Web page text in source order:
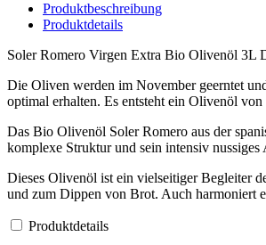
Produktbeschreibung
Produktdetails
Soler Romero Virgen Extra Bio Olivenöl 3L
Die Oliven werden im November geerntet
optimal erhalten. Es entsteht ein Olivenöl
Das Bio Olivenöl Soler Romero aus der
komplexe Struktur und sein intensiv nussiges
Dieses Olivenöl ist ein vielseitiger Begleiter
und zum Dippen von Brot. Auch harmoniert
Produktdetails